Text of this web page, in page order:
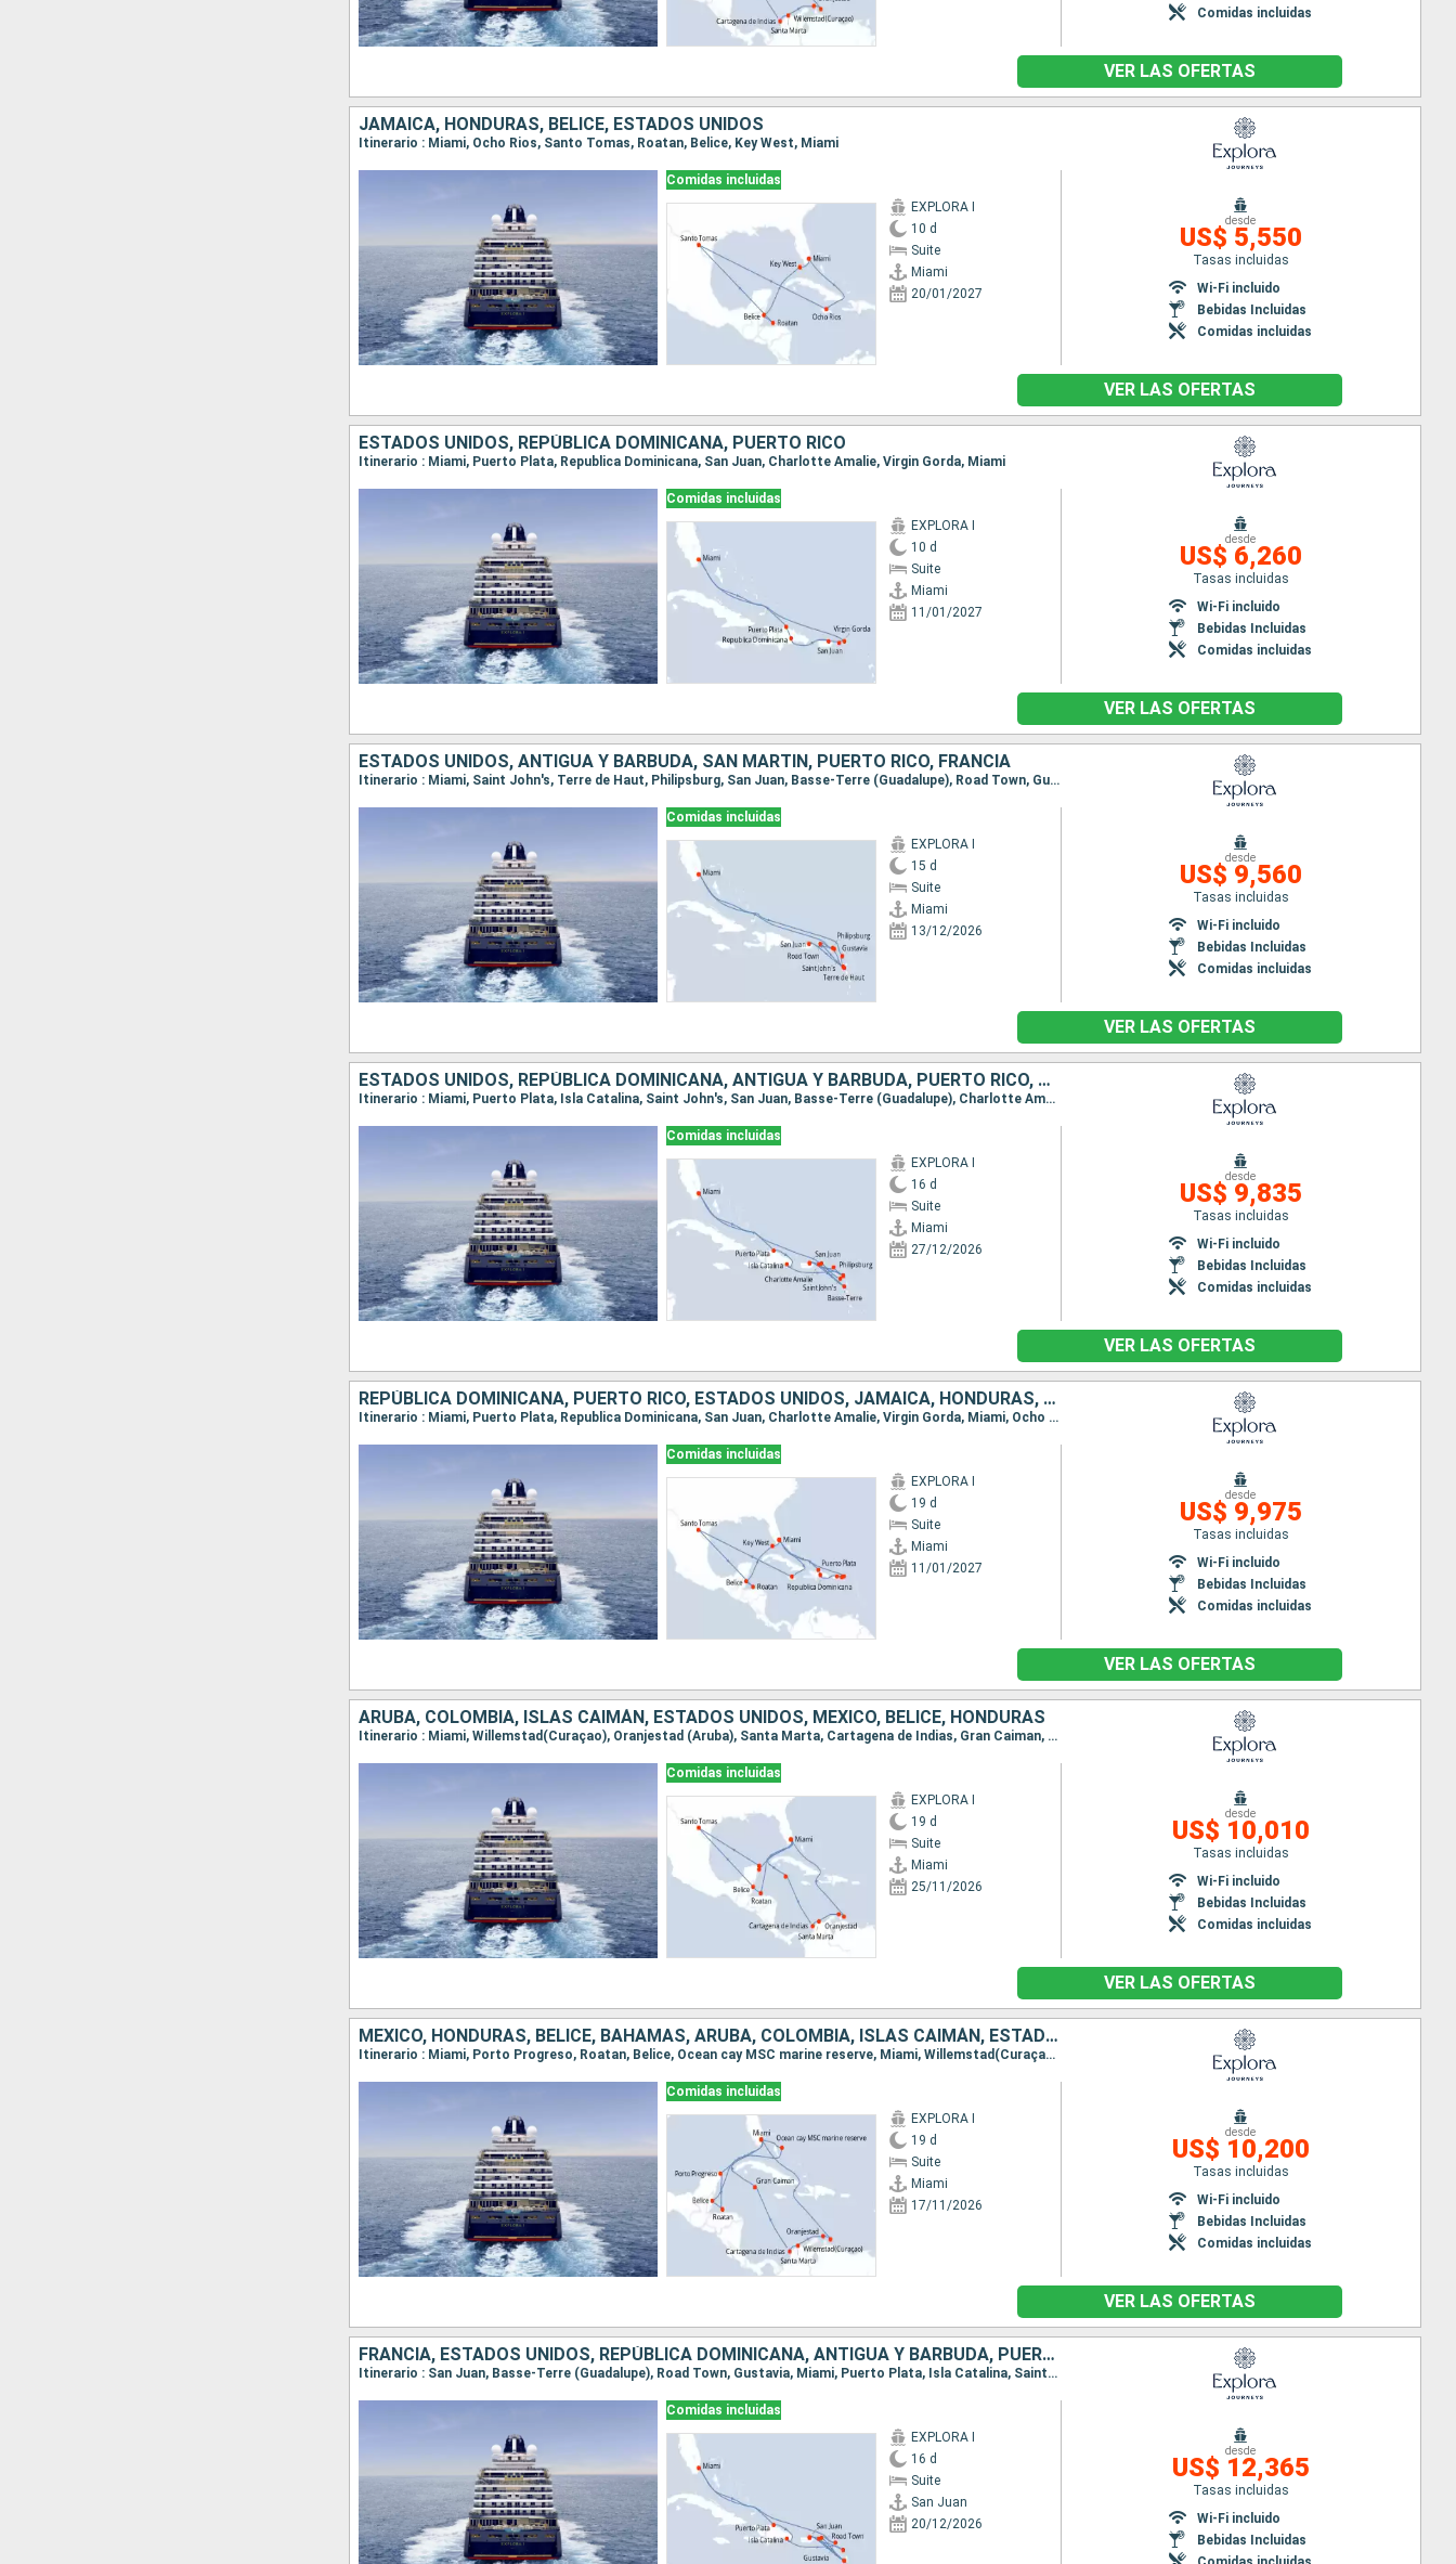
Comidas incluidas
VER LAS OFERTAS
JAMAICA, HONDURAS, BELICE, ESTADOS UNIDOS
Itinerario : Miami, Ocho Rios, Santo Tomas, Roatan, Belice, Key West, Miami
Comidas incluidas
EXPLORA I
10 d
Suite
Miami
20/01/2027
desde
US$ 5,550
Tasas incluidas
Wi-Fi incluido
Bebidas Incluidas
Comidas incluidas
VER LAS OFERTAS
ESTADOS UNIDOS, REPÚBLICA DOMINICANA, PUERTO RICO
Itinerario : Miami, Puerto Plata, Republica Dominicana, San Juan, Charlotte Amalie, Virgin Gorda, Miami
Comidas incluidas
EXPLORA I
10 d
Suite
Miami
11/01/2027
desde
US$ 6,260
Tasas incluidas
Wi-Fi incluido
Bebidas Incluidas
Comidas incluidas
VER LAS OFERTAS
ESTADOS UNIDOS, ANTIGUA Y BARBUDA, SAN MARTÍN, PUERTO RICO, FRANCIA
Itinerario : Miami, Saint John's, Terre de Haut, Philipsburg, San Juan, Basse-Terre (Guadalupe), Road Town, Gustavia, Miami
Comidas incluidas
EXPLORA I
15 d
Suite
Miami
13/12/2026
desde
US$ 9,560
Tasas incluidas
Wi-Fi incluido
Bebidas Incluidas
Comidas incluidas
VER LAS OFERTAS
ESTADOS UNIDOS, REPÚBLICA DOMINICANA, ANTIGUA Y BARBUDA, PUERTO RICO, SAN MARTÍN, REINO UNIDO
Itinerario : Miami, Puerto Plata, Isla Catalina, Saint John's, San Juan, Basse-Terre (Guadalupe), Charlotte Amalie, San Juan, Philipsburg, Saint John's, Little Bay, Road Town, Miami
Comidas incluidas
EXPLORA I
16 d
Suite
Miami
27/12/2026
desde
US$ 9,835
Tasas incluidas
Wi-Fi incluido
Bebidas Incluidas
Comidas incluidas
VER LAS OFERTAS
REPÚBLICA DOMINICANA, PUERTO RICO, ESTADOS UNIDOS, JAMAICA, HONDURAS, BELICE
Itinerario : Miami, Puerto Plata, Republica Dominicana, San Juan, Charlotte Amalie, Virgin Gorda, Miami, Ocho Rios, Santo Tomas, Roatan, Belice, Key West, Miami
Comidas incluidas
EXPLORA I
19 d
Suite
Miami
11/01/2027
desde
US$ 9,975
Tasas incluidas
Wi-Fi incluido
Bebidas Incluidas
Comidas incluidas
VER LAS OFERTAS
ARUBA, COLOMBIA, ISLAS CAIMÁN, ESTADOS UNIDOS, MÉXICO, BELICE, HONDURAS
Itinerario : Miami, Willemstad(Curaçao), Oranjestad (Aruba), Santa Marta, Cartagena de Indias, Gran Caiman, Miami, Cozumel, Costa Maya, Santo Tomas, Belice, Roatan, Miami
Comidas incluidas
EXPLORA I
19 d
Suite
Miami
25/11/2026
desde
US$ 10,010
Tasas incluidas
Wi-Fi incluido
Bebidas Incluidas
Comidas incluidas
VER LAS OFERTAS
MÉXICO, HONDURAS, BELICE, BAHAMAS, ARUBA, COLOMBIA, ISLAS CAIMÁN, ESTADOS UNIDOS
Itinerario : Miami, Porto Progreso, Roatan, Belice, Ocean cay MSC marine reserve, Miami, Willemstad(Curaçao), Oranjestad (Aruba), Santa Marta, Cartagena de Indias, Gran Caiman, Miami
Comidas incluidas
EXPLORA I
19 d
Suite
Miami
17/11/2026
desde
US$ 10,200
Tasas incluidas
Wi-Fi incluido
Bebidas Incluidas
Comidas incluidas
VER LAS OFERTAS
FRANCIA, ESTADOS UNIDOS, REPÚBLICA DOMINICANA, ANTIGUA Y BARBUDA, PUERTO RICO
Itinerario : San Juan, Basse-Terre (Guadalupe), Road Town, Gustavia, Miami, Puerto Plata, Isla Catalina, Saint John's, San Juan, Basse-Terre (Guadalupe), Charlotte Amalie, San Juan
Comidas incluidas
EXPLORA I
16 d
Suite
San Juan
20/12/2026
desde
US$ 12,365
Tasas incluidas
Wi-Fi incluido
Bebidas Incluidas